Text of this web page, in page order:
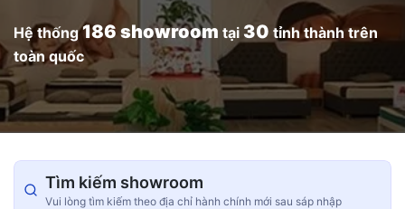
Hệ thống186 showroom tại 30 tỉnh thành trên
toàn quốc
Tìm kiếm showroom
Vui lòng tìm kiếm theo địa chỉ hành chính mới sau sáp nhập